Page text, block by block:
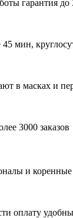
гарантия до
мин,
в масках и
3000 заказов
и
оплату